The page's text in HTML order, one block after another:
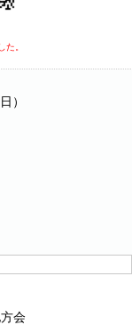
た。
）
会